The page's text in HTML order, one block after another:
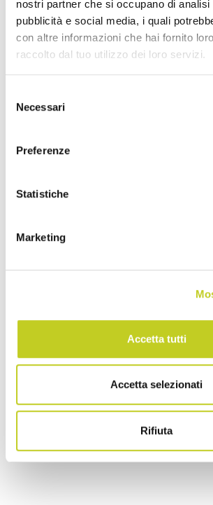
nostri partner che si occupano di analisi
pubblicità e social media, i quali
con altre informazioni che hai fornito
raccolto dal tuo utilizzo dei loro servizi.
delNecessari
Preferenze
Statistiche
Marketing
Accetta tutti
Accetta selezionati
Rifiuta